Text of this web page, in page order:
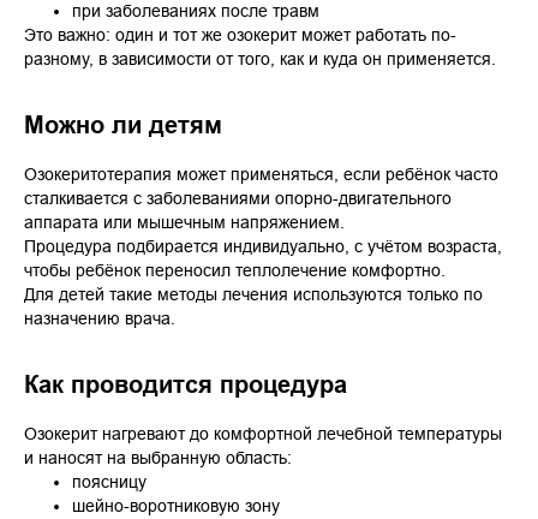
при заболеваниях после травм
Это важно: один и тот же озокерит может работать по-
разному, в зависимости от того, как и куда он применяется.
Можно ли детям
Озокеритотерапия может применяться, если ребёнок часто
сталкивается с заболеваниями опорно-двигательного
аппарата или мышечным напряжением.
Процедура подбирается индивидуально, с учётом возраста,
чтобы ребёнок переносил теплолечение комфортно.
Для детей такие методы лечения используются только по
назначению врача.
Как проводится процедура
Озокерит нагревают до комфортной лечебной температуры
и наносят на выбранную область:
поясницу
шейно-воротниковую зону